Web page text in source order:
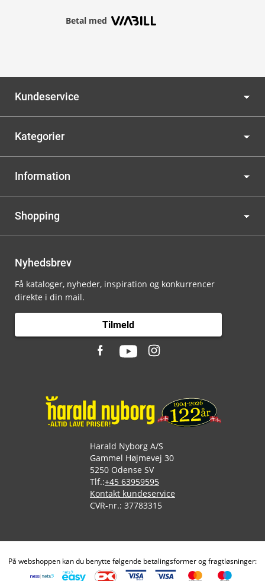
Betal med
Kundeservice
Kategorier
Information
Shopping
Nyhedsbrev
Få kataloger, nyheder, inspiration og konkurrencer
direkte i din mail.
Tilmeld
Harald Nyborg A/S
Gammel Højmevej 30
5250 Odense SV
Tlf.:+45 63959595
Kontakt kundeservice
CVR-nr.: 37783315
På webshoppen kan du benytte følgende betalingsformer og fragtløsninger: